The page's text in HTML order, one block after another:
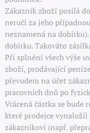
Zákazník zboží posílá
neručí za jeho
neznamená na
dobírku. Takováto
Při splnění všech výše
zboží, prodávající
převodem na účet
pracovních dnů po
Vrácená částka se
které prodejce
zákazníkovi (např.